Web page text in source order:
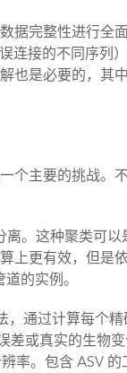
据完整性进行全
连接的不同序列
也是必要的，其
个主要的挑战。
。这种聚类可以
上更有效，但是
的实例。
，通过计算每个
差或真实的生物
率。包含 ASV 的